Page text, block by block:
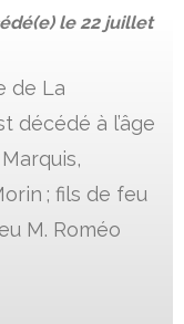
le 22 juillet
de La
décédé à l’âge
; fils de feu
M. Roméo